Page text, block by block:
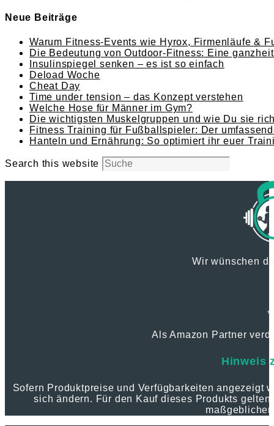
Neue Beiträge
Warum Fitness-Events wie Hyrox, Firmenläufe &
Die Bedeutung von Outdoor-Fitness: Eine
Insulinspiegel senken – es ist so einfach
Deload Woche
Cheat Day
Time under tension – das Konzept verstehen
Welche Hose für Männer im Gym?
Die wichtigsten Muskelgruppen und wie Du sie
Fitness Training für Fußballspieler: Der
Hanteln und Ernährung: So optimiert ihr euer
Search this website
Wir wünschen
*
Als Amazon Partner
Hinweis
Sofern Produktpreise und Verfügbarkeiten angezeigt
sich ändern. Für den Kauf dieses Produkts